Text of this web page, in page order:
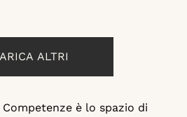
ALTRI
è lo spazio di